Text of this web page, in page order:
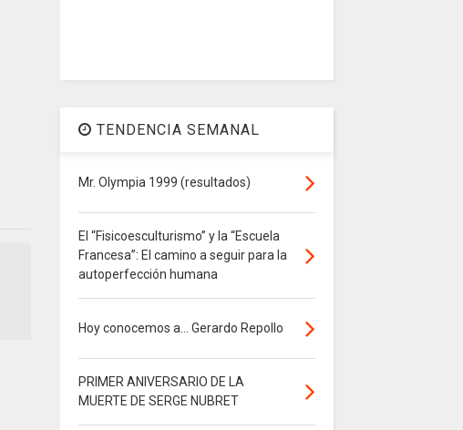
TENDENCIA SEMANAL
Mr. Olympia 1999 (resultados)
El “Fisicoesculturismo” y la “Escuela
Francesa”: El camino a seguir para la
autoperfección humana
Hoy conocemos a... Gerardo Repollo
PRIMER ANIVERSARIO DE LA
MUERTE DE SERGE NUBRET